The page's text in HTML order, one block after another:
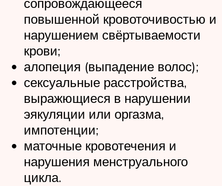
повышенной кровоточивостью и
нарушением свёртываемости
крови;
алопеция (выпадение волос);
сексуальные расстройства,
выражющиеся в нарушении
эякуляции или оргазма,
импотенции;
маточные кровотечения и
нарушения менструального
цикла.